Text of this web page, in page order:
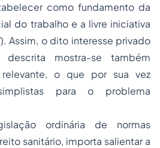
como fundamento da
do trabalho e a livre iniciativa
Assim, o dito interesse privado
mostra-se também
relevante, o que por sua vez
para o problema
ordinária de normas
sanitário, importa salientar a